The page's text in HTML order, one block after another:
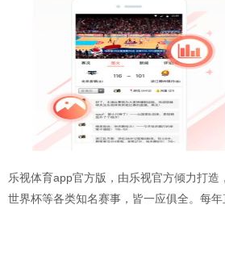
乐视体育app官方版，由乐视官方倾力打
世界杯等各类知名赛事，皆一应俱全。每